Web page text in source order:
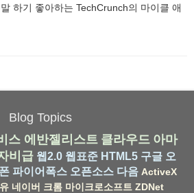
하기 좋아하는 TechCrunch의 마이클 애
Blog Topics
스 에반젤리스트 클라우드 아마
비급 웹2.0 웹표준 HTML5 구글 오
파이어폭스 오픈소스 다음 ActiveX
네이버 크롬 마이크로소프트 ZDNet